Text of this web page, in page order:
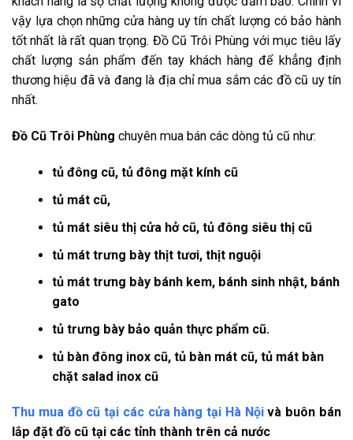
vậy lựa chọn những cửa hàng uy tín chất lượng có bảo hành
tốt nhất là rất quan trọng. Đồ Cũ Trôi Phùng với mục tiêu lấy
chất lượng sản phẩm đến tay khách hàng để khẳng định
thương hiệu đã và đang là địa chỉ mua sắm các đồ cũ uy tín
nhất.
Đồ Cũ Trôi Phùng chuyên mua bán các dòng tủ cũ như:
tủ đông cũ, tủ đông mặt kính cũ
tủ mát cũ,
tủ mát siêu thị cửa hở cũ, tủ đông siêu thị cũ
tủ mát trưng bày thịt tươi, thịt nguội
tủ mát trưng bày bánh kem, bánh sinh nhật, bánh
gato
tủ trưng bày bảo quản thực phẩm cũ.
tủ bàn đông inox cũ, tủ bàn mát cũ, tủ mát bàn
chặt salad inox cũ
Thu mua đồ cũ tại các cửa hàng tại Hà Nộivà buôn bán
lắp đặt đồ cũ tại các tỉnh thành trên cả nước